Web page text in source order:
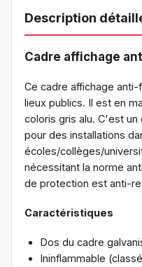
Description
Cadre affichage
Ce cadre affichage
lieux publics. Il est en
coloris gris alu. C'est
pour des installations
écoles/collèges/
nécessitant la norme
de protection est anti-
Caractéristiques
Dos du cadre
Ininflammable